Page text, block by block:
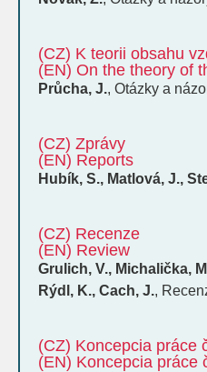
(CZ) K teorii obsahu
(EN) On the theory of
Průcha, J., Otázky a
(CZ) Zprávy
(EN) Reports
Hubík, S., Matlová, J.,
(CZ) Recenze
(EN) Review
Grulich, V., Michalička,
Rýdl, K., Cach, J.,
(CZ) Koncepcia práce
(EN) Koncepcia práce